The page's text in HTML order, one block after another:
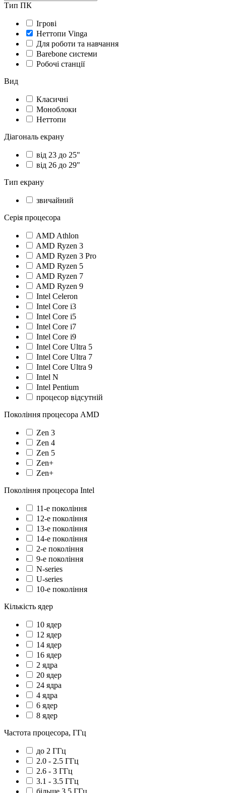
Тип ПК
Ігрові
Неттопи Vinga
Для роботи та навчання
Barebone системи
Робочі станції
Вид
Класичні
Моноблоки
Неттопи
Діагональ екрану
від 23 до 25"
від 26 до 29"
Тип екрану
звичайний
Серія процесора
AMD Athlon
AMD Ryzen 3
AMD Ryzen 3 Pro
AMD Ryzen 5
AMD Ryzen 7
AMD Ryzen 9
Intel Celeron
Intel Core i3
Intel Core i5
Intel Core i7
Intel Core i9
Intel Core Ultra 5
Intel Core Ultra 7
Intel Core Ultra 9
Intel N
Intel Pentium
процесор відсутній
Покоління процесора AMD
Zen 3
Zen 4
Zen 5
Zen+
Zen+
Покоління процесора Intel
11-е покоління
12-е покоління
13-е покоління
14-е покоління
2-е покоління
9-е покоління
N-series
U-series
10-е покоління
Кількість ядер
10 ядер
12 ядер
14 ядер
16 ядер
2 ядра
20 ядер
24 ядра
4 ядра
6 ядер
8 ядер
Частота процесора, ГГц
до 2 ГГц
2.0 - 2.5 ГГц
2.6 - 3 ГГц
3.1 - 3.5 ГГц
більше 3.5 ГГц